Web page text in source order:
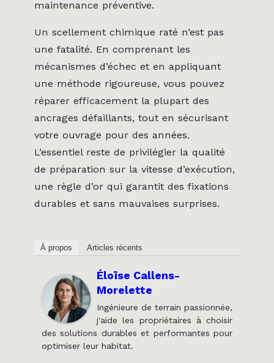
maintenance préventive.
Un scellement chimique raté n’est pas
une fatalité. En comprenant les
mécanismes d’échec et en appliquant
une méthode rigoureuse, vous pouvez
réparer efficacement la plupart des
ancrages défaillants, tout en sécurisant
votre ouvrage pour des années.
L’essentiel reste de privilégier la qualité
de préparation sur la vitesse d’exécution,
une règle d’or qui garantit des fixations
durables et sans mauvaises surprises.
À propos Articles récents
Éloïse Callens-
Morelette
Ingénieure de terrain passionnée,
j'aide les propriétaires à choisir
des solutions durables et performantes pour
optimiser leur habitat.